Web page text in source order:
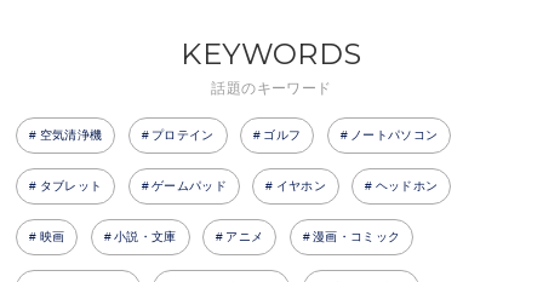
KEYWORDS
話題のキーワード
空気清浄機 プロテイン ゴルフ ノートパソコン
タブレット ゲームパッド イヤホン ヘッドホン
映画 小説・文庫 アニメ 漫画・コミック